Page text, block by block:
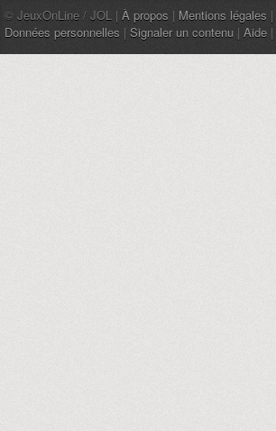
© JeuxOnLine / JOL | À propos | Mentions légales |
Données personnelles | Signaler un contenu | Aide |